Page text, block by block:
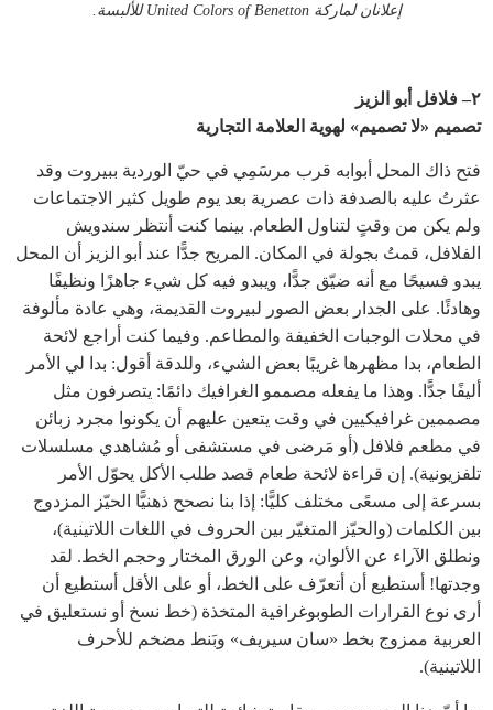
إعلانان لماركة United Colors of Benetton للألبسة.
٢– فلافل أبو الزيز
تصميم «لا تصميم» لهوية العلامة التجارية
فتح ذاك المحل أبوابه قرب مرسَمِي في حيّ الوردية ببيروت وقد
عثرتُ عليه بالصدفة ذات عصرية بعد يوم طويل كثير الاجتماعات
ولم يكن من وقتٍ لتناول الطعام. بينما كنت أنتظر سندويش
الفلافل، قمتُ بجولة في المكان. المريح جدًّا عند أبو الزيز أن المحل
يبدو فسيحًا مع أنه ضيّق جدًّا، ويبدو فيه كل شيء جاهزًا ونظيفًا
وهادئًا. على الجدار بعض الصور لبيروت القديمة، وهي عادة مألوفة
في محلات الوجبات الخفيفة والمطاعم. وفيما كنت أراجع لائحة
الطعام، بدا مظهرها غريبًا بعض الشيء، وللدقة أقول: بدا لي الأمر
أليفًا جدًّا. وهذا ما يفعله مصممو الغرافيك دائمًا: يتصرفون مثل
مصممين غرافيكيين في وقت يتعين عليهم أن يكونوا مجرد زبائن
في مطعم فلافل (أو مَرضى في مستشفى أو مُشاهدي مسلسلات
تلفزيونية). إن قراءة لائحة طعام قصد طلب الأكل يحوّل الأمر
بسرعة إلى مسعًى مختلف كليًّا: إذا بنا نصحح ذهنيًّا الحيّز المزدوج
بين الكلمات (والحيّز المتغيّر بين الحروف في اللغات اللاتينية)،
ونطلق الآراء عن الألوان، وعن الورق المختار وحجم الخط. لقد
وجدتها! أستطيع أن أتعرّف على الخط، أو على الأقل أستطيع أن
أرى نوع القرارات الطوبوغرافية المتخذة (خط نسخ أو نستعليق في
العربية ممزوج بخط «سان سيريف» وبَنط مضخم للأحرف
اللاتينية).